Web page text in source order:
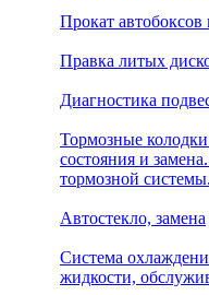
Прокат
Правка литых
Диагностика
Тормозные
состояния и
тормозной системы.
Автостекло, замена
Система
жидкости,